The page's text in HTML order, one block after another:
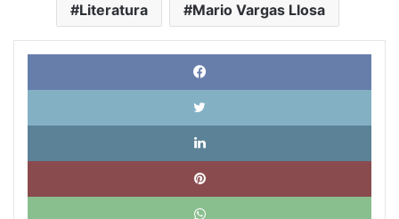
Literatura Mario Vargas Llosa
X